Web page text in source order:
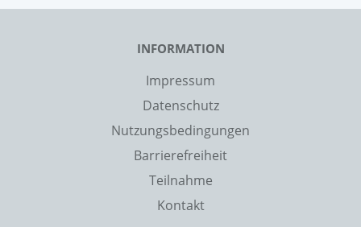
INFORMATION
Impressum
Datenschutz
Nutzungsbedingungen
Barrierefreiheit
Teilnahme
Kontakt